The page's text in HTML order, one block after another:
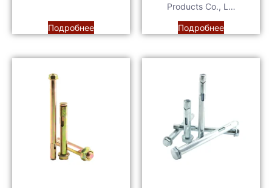
Подробнее
Products Co., L…
Подробнее